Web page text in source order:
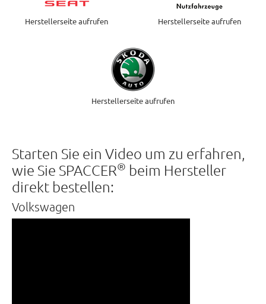
Herstellerseite aufrufen Herstellerseite aufrufen
Herstellerseite aufrufen
Starten Sie ein Video um zu erfahren,
wie Sie SPACCER® beim Hersteller
direkt bestellen:
Volkswagen